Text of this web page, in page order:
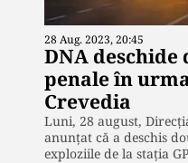
28 Aug. 2023, 20:45
DNA deschide
penale în
Crevedia
Luni, 28 august,
anunțat că a deschis
exploziile de la stația